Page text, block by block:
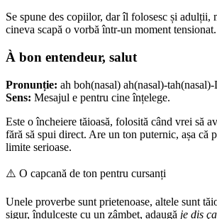
Se spune des copiilor, dar îl folosesc și adulții,
cineva scapă o vorbă într-un moment tensionat.
À bon entendeur, salut
Pronunție: ah boh(nasal) ah(nasal)-
Sens: Mesajul e pentru cine înțelege.
Este o încheiere tăioasă, folosită când vrei să
fără să spui direct. Are un ton puternic, așa că
limite serioase.
⚠️ O capcană de ton pentru cursanți
Unele proverbe sunt prietenoase, altele sunt
sigur, îndulcește cu un zâmbet, adaugă je dis